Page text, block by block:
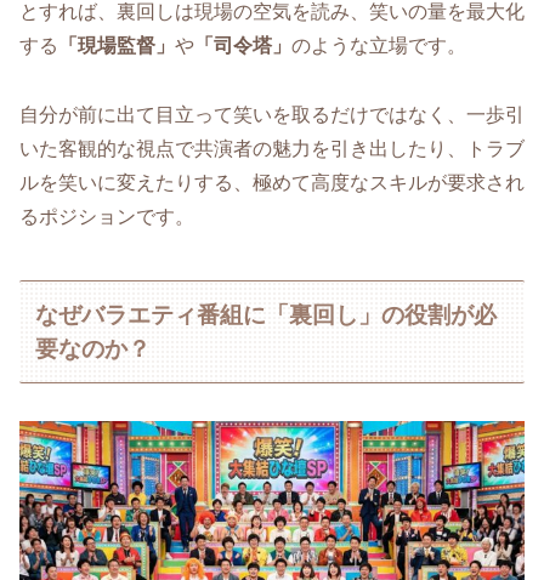
とすれば、裏回しは現場の空気を読み、笑いの量を最大化
する
「現場監督」 や 「司令塔」 のような立場です。
自分が前に出て目立って笑いを取るだけではなく、一歩引
いた客観的な視点で共演者の魅力を引き出したり、トラブ
ルを笑いに変えたりする、極めて高度なスキルが要求され
るポジションです。
なぜバラエティ番組に「裏回し」の役割が必
要なのか？